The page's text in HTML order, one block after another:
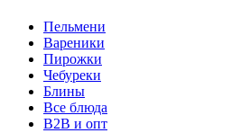
Пельмени
Вареники
Пирожки
Чебуреки
Блины
Все блюда
B2B и опт